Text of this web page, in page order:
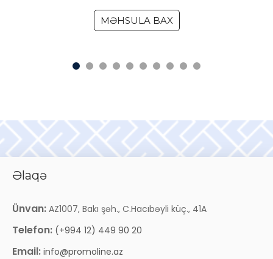
MƏHSULA BAX
Əlaqə
Ünvan: AZ1007, Bakı şəh., C.Hacıbəyli küç., 41A
Telefon: (+994 12) 449 90 20
Email: info@promoline.az